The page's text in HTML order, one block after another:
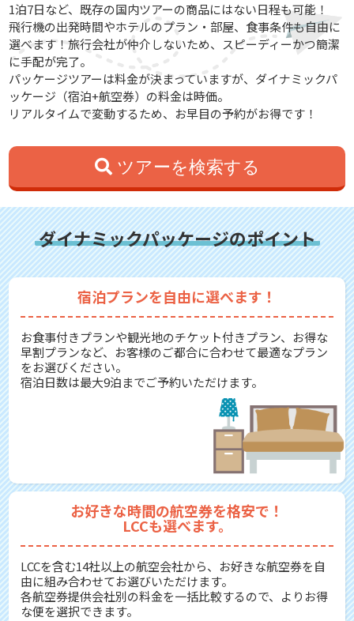
1泊7日など、既存の国内ツアーの商品にはない日程も可能！
飛行機の出発時間やホテルのプラン・部屋、食事条件も自由に
選べます！旅行会社が仲介しないため、スピーディーかつ簡潔
に手配が完了。
パッケージツアーは料金が決まっていますが、ダイナミックパ
ッケージ（宿泊+航空券）の料金は時価。
リアルタイムで変動するため、お早目の予約がお得です！
ツアーを検索する
ダイナミックパッケージのポイント
宿泊プランを自由に選べます！
お食事付きプランや観光地のチケット付きプラン、お得な
早割プランなど、お客様のご都合に合わせて最適なプラン
をお選びください。
宿泊日数は最大9泊までご予約いただけます。
お好きな時間の航空券を格安で！
LCCも選べます。
LCCを含む14社以上の航空会社から、お好きな航空券を自
由に組み合わせてお選びいただけます。
各航空券提供会社別の料金を一括比較するので、よりお得
な便を選択できます。